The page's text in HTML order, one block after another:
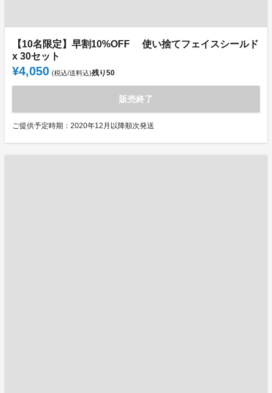
【10名限定】早割10%OFF 使い捨てフェイスシールド
x 30セット
¥4,050 (税込/送料込)残り50
販売終了
ご提供予定時期：2020年12月以降順次発送